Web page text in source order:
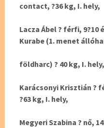
contact, ?36 kg, I. hely,
Lacza Ábel ? férfi,
Kurabe (1. menet
földharc) ? 40 kg, I. hely,
Karácsonyi Krisztián ?
?63 kg, I. hely,
Megyeri Szabina ? nő,